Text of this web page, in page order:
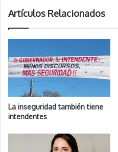
Artículos Relacionados
La inseguridad también tiene
intendentes